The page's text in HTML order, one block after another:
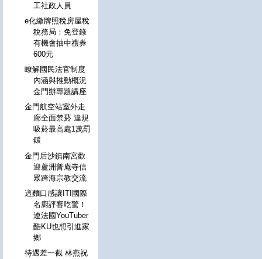
工社政人員
e化繳牌照稅房屋稅
稅務局：免登錄
有機會抽中禮券
600元
瞭解國民法官制度
內涵與推動概況
金門辦專題講座
金門航空站室外走
廊全面禁菸 違規
吸菸最高處1萬罰
鍰
金門后沙鎮南宮歡
迎蘆洲普庵寺信
眾跨海宗教交流
這麵口感讓ITI國際
名廚評審吃驚！
連法國YouTuber
酷KU也想引進家
鄉
待遇差一截 林燕祝